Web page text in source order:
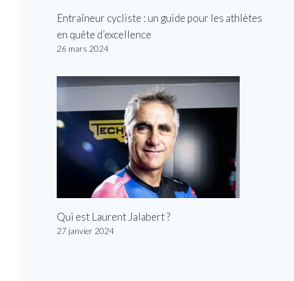
Entraîneur cycliste : un guide pour les athlètes
en quête d’excellence
26 mars 2024
Qui est Laurent Jalabert ?
27 janvier 2024